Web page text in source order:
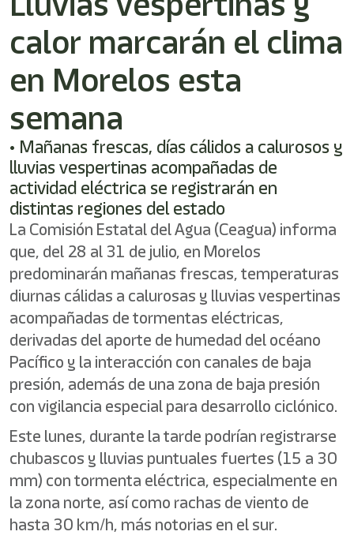
activates
screen
help
you
navigate
and
interact
with
the
content.
calor marcarán el clima
en Morelos esta
semana
• Mañanas frescas, días cálidos a calurosos y
lluvias vespertinas acompañadas de
actividad eléctrica se registrarán en
distintas regiones del estado
La Comisión Estatal del Agua (Ceagua) informa
que, del 28 al 31 de julio, en Morelos
predominarán mañanas frescas, temperaturas
diurnas cálidas a calurosas y lluvias vespertinas
acompañadas de tormentas eléctricas,
derivadas del aporte de humedad del océano
Pacífico y la interacción con canales de baja
presión, además de una zona de baja presión
con vigilancia especial para desarrollo ciclónico.
Este lunes, durante la tarde podrían registrarse
chubascos y lluvias puntuales fuertes (15 a 30
mm) con tormenta eléctrica, especialmente en
la zona norte, así como rachas de viento de
hasta 30 km/h, más notorias en el sur.